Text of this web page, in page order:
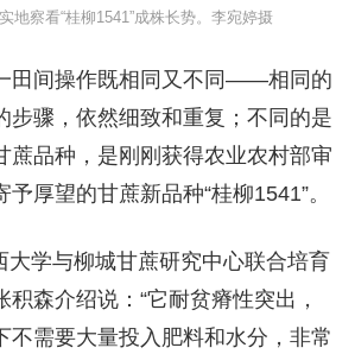
地察看“桂柳1541”成株长势。李宛婷摄
田间操作既相同又不同——相同的
步骤，依然细致和重复；不同的是
蔗品种，是刚刚获得农业农村部审
厚望的甘蔗新品种“桂柳1541”。
大学与柳城甘蔗研究中心联合培育
森介绍说：“它耐贫瘠性突出，
不需要大量投入肥料和水分，非常